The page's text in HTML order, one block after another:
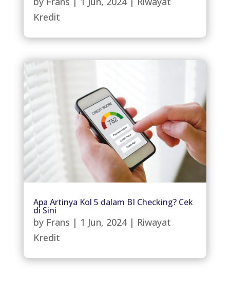
Kredit
Apa Artinya Kol 5 dalam BI Checking? Cek
di Sini
by Frans | 1 Jun, 2024| Riwayat
Kredit